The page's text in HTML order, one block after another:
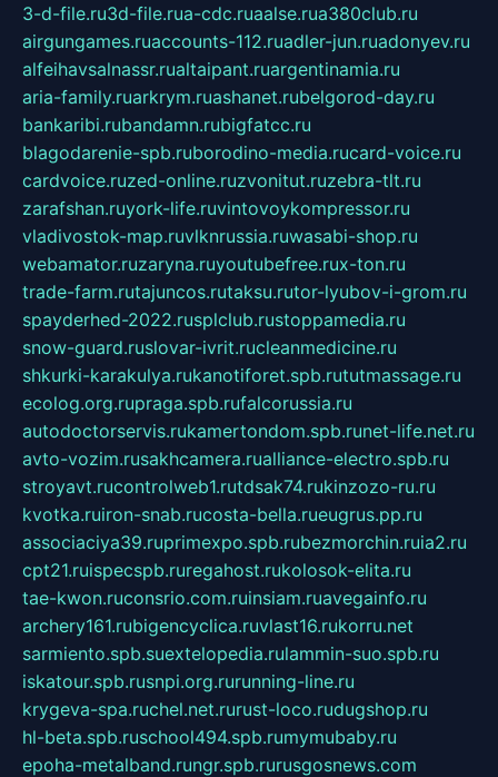
3-d-file.ru3d-file.rua-cdc.ruaalse.rua380club.ru
airgungames.ruaccounts-112.ruadler-jun.ruadonyev.ru
alfeihavsalnassr.rualtaipant.ruargentinamia.ru
aria-family.ruarkrym.ruashanet.rubelgorod-day.ru
bankaribi.rubandamn.rubigfatcc.ru
blagodarenie-spb.ruborodino-media.rucard-voice.ru
cardvoice.ruzed-online.ruzvonitut.ruzebra-tlt.ru
zarafshan.ruyork-life.ruvintovoykompressor.ru
vladivostok-map.ruvlknrussia.ruwasabi-shop.ru
webamator.ruzaryna.ruyoutubefree.rux-ton.ru
trade-farm.rutajuncos.rutaksu.rutor-lyubov-i-grom.ru
spayderhed-2022.rusplclub.rustoppamedia.ru
snow-guard.ruslovar-ivrit.rucleanmedicine.ru
shkurki-karakulya.rukanotiforet.spb.rututmassage.ru
ecolog.org.rupraga.spb.rufalcorussia.ru
autodoctorservis.rukamertondom.spb.runet-life.net.ru
avto-vozim.rusakhcamera.rualliance-electro.spb.ru
stroyavt.rucontrolweb1.rutdsak74.rukinzozo-ru.ru
kvotka.ruiron-snab.rucosta-bella.rueugrus.pp.ru
associaciya39.ruprimexpo.spb.rubezmorchin.ruia2.ru
cpt21.ruispecspb.ruregahost.rukolosok-elita.ru
tae-kwon.ruconsrio.com.ruinsiam.ruavegainfo.ru
archery161.rubigencyclica.ruvlast16.rukorru.net
sarmiento.spb.suextelopedia.rulammin-suo.spb.ru
iskatour.spb.rusnpi.org.rurunning-line.ru
krygeva-spa.ruchel.net.rurust-loco.rudugshop.ru
hl-beta.spb.ruschool494.spb.rumymubaby.ru
epoha-metalband.rungr.spb.rurusgosnews.com